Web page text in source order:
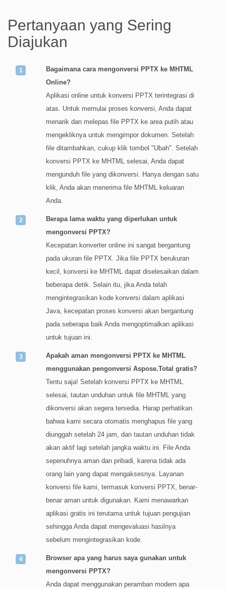
Pertanyaan yang Sering
Diajukan
Bagaimana cara mengonversi PPTX ke MHTML
Online?
Aplikasi online untuk konversi PPTX terintegrasi di
atas. Untuk memulai proses konversi, Anda dapat
menarik dan melepas file PPTX ke area putih atau
mengekliknya untuk mengimpor dokumen. Setelah
file ditambahkan, cukup klik tombol "Ubah". Setelah
konversi PPTX ke MHTML selesai, Anda dapat
mengunduh file yang dikonversi. Hanya dengan satu
klik, Anda akan menerima file MHTML keluaran
Anda.
Berapa lama waktu yang diperlukan untuk
mengonversi PPTX?
Kecepatan konverter online ini sangat bergantung
pada ukuran file PPTX. Jika file PPTX berukuran
kecil, konversi ke MHTML dapat diselesaikan dalam
beberapa detik. Selain itu, jika Anda telah
mengintegrasikan kode konversi dalam aplikasi
Java, kecepatan proses konversi akan bergantung
pada seberapa baik Anda mengoptimalkan aplikasi
untuk tujuan ini.
Apakah aman mengonversi PPTX ke MHTML
menggunakan pengonversi Aspose.Total gratis?
Tentu saja! Setelah konversi PPTX ke MHTML
selesai, tautan unduhan untuk file MHTML yang
dikonversi akan segera tersedia. Harap perhatikan
bahwa kami secara otomatis menghapus file yang
diunggah setelah 24 jam, dan tautan unduhan tidak
akan aktif lagi setelah jangka waktu ini. File Anda
sepenuhnya aman dan pribadi, karena tidak ada
orang lain yang dapat mengaksesnya. Layanan
konversi file kami, termasuk konversi PPTX, benar-
benar aman untuk digunakan. Kami menawarkan
aplikasi gratis ini terutama untuk tujuan pengujian
sehingga Anda dapat mengevaluasi hasilnya
sebelum mengintegrasikan kode.
Browser apa yang harus saya gunakan untuk
mengonversi PPTX?
Anda dapat menggunakan peramban modern apa